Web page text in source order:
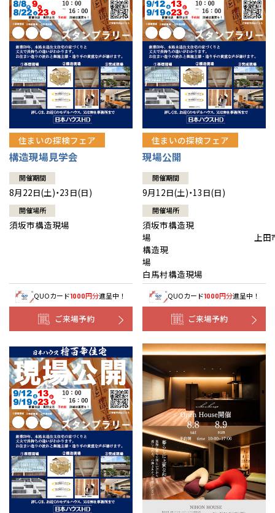
住まいの探検フェア
構造現場見学会
開催期間
8月22日(土)・23日(日)
開催場所
須坂市構造現場
QUOカード1000円分進呈中！
ご来場予約
住まいの探検フェア
現場公開
開催期間
9月12日(土)・13日(日)
開催場所
須坂市構造現
場 上田
構造現
白馬村構造現場
QUOカード1000円分進呈中！
ご来場予約